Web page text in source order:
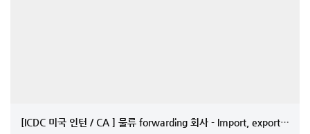
[ICDC 미국 인턴 / CA ] 물류 forwarding 회사 - Import, export